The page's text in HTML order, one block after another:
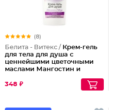
(8)
Белита - Витекс / Крем-гель
для тела для душа с
ценнейшими цветочными
маслами Мангостин и
348 ₽